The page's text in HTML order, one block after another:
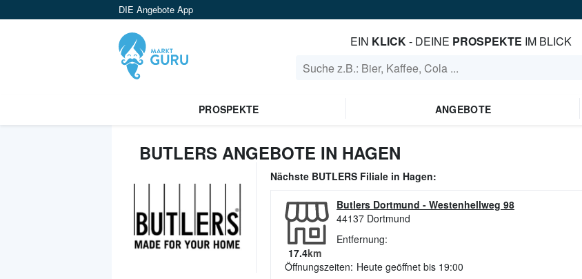
DIE Angebote App
EIN KLICK- DEINE PROSPEKTE IM BLICK
PROSPEKTE ANGEBOTE
BUTLERS ANGEBOTE IN HAGEN
Nächste BUTLERS Filiale in Hagen:
Butlers Dortmund - Westenhellweg 98
44137 Dortmund
Entfernung:
17.4km
Öffnungszeiten: Heute geöffnet bis 19:00